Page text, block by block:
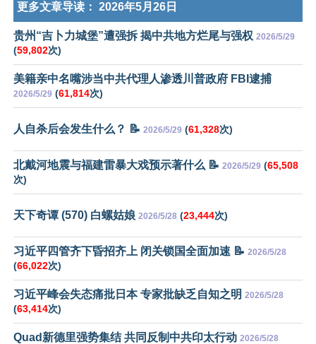
更多文章导读： 2026年5月26日
贵州“吉卜力城堡”遭强拆 揭中共地方烂尾与强权 2026/5/29
(59,802次)
美籍亲中名嘴涉当中共代理人渗透川普政府 FBI逮捕
2026/5/29 (61,814次)
人自杀后会发生什么？ 📝 2026/5/29 (61,328次)
北戴河地震与福建雷暴大戏预示著什么 📝 2026/5/29 (65,508
次)
天下奇谭 (570) 白螺姑娘 2026/5/28 (23,444次)
习近平四管齐下昏招齐上 闭关锁国全面加速 📝 2026/5/28
(66,022次)
习近平峰会失态痛批日本 专家批缺乏自知之明 2026/5/28
(63,414次)
Quad新德里强势集结 共同反制中共印太行动 2026/5/28